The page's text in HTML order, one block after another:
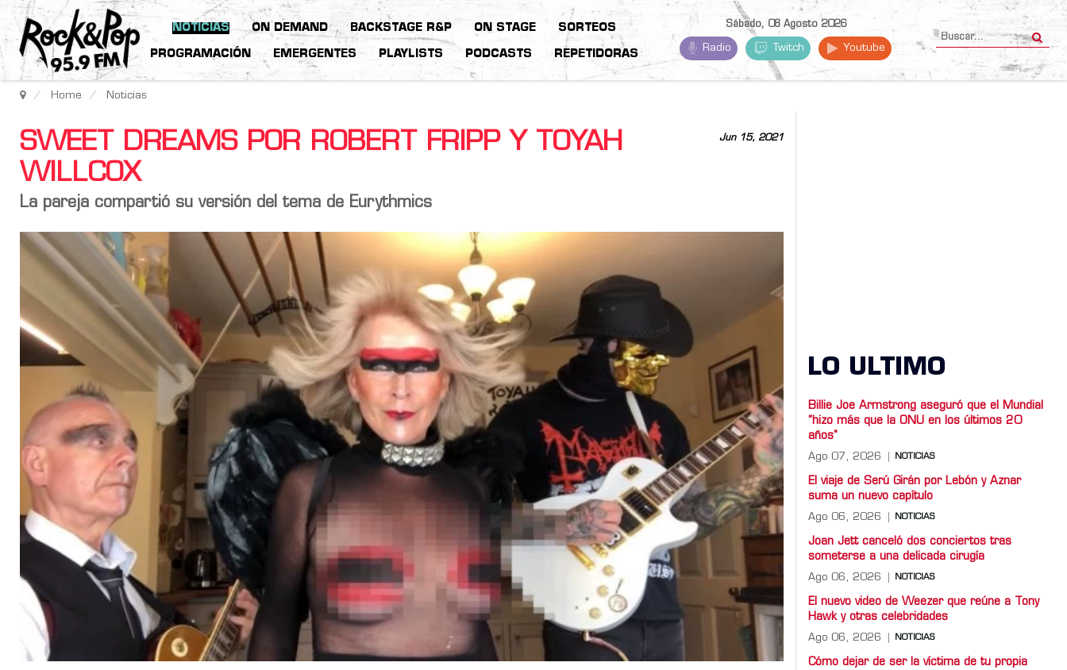
NOTICIAS ON DEMAND BACKSTAGE R&P ON STAGE SORTEOS
PROGRAMACIÓN EMERGENTES PLAYLISTS PODCASTS REPETIDORAS
Sábado, 08 Agosto 2026
Radio Twitch Youtube
Home Noticias
Jun 15, 2021
SWEET DREAMS POR ROBERT FRIPP Y TOYAH
WILLCOX
La pareja compartió su versión del tema de Eurythmics
LO ULTIMO
Billie Joe Armstrong aseguró que el Mundial
“hizo más que la ONU en los últimos 20
años”
Ago 07, 2026 NOTICIAS
El viaje de Serú Girán por Lebón y Aznar
suma un nuevo capítulo
Ago 06, 2026 NOTICIAS
Joan Jett canceló dos conciertos tras
someterse a una delicada cirugía
Ago 06, 2026 NOTICIAS
El nuevo video de Weezer que reúne a Tony
Hawk y otras celebridades
Ago 06, 2026 NOTICIAS
Cómo dejar de ser la víctima de tu propia